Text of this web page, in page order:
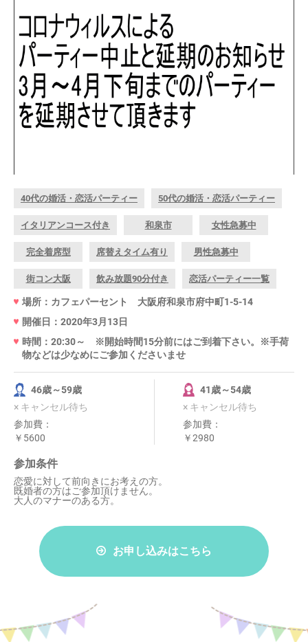
40代の婚活・恋活パーティー 50代の婚活・恋活パーティー
イタリアンコース付き 和泉市 女性急募中
完全着席型 席替えタイム有り 男性急募中
街コン大阪 飲み放題90分付き 恋活パーティー一覧
場所：カフェパーセント 大阪府和泉市府中町1-5-14
開催日：2020年3月13日
時間：20:30～ ※開始時間15分前にはご到着下さい。※手荷
物などは少なめにご参加くださいませ
46歳～59歳
× キャンセル待ち
参加費：
￥5600
41歳～54歳
× キャンセル待ち
参加費：
￥2980
参加条件
恋愛に対して前向きにお考えの方。
既婚者の方はご参加頂けません。
大人のマナーのある方。
お申し込みはこちら